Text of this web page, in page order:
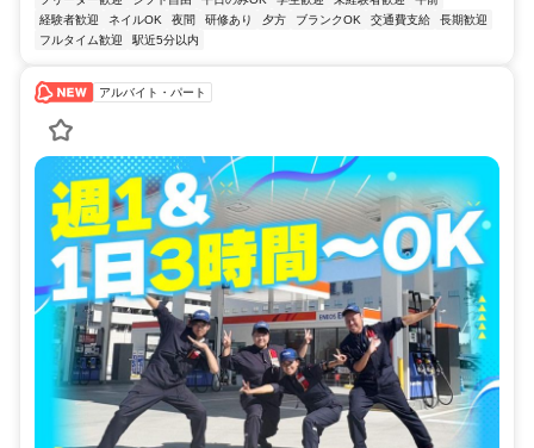
経験者歓迎
ネイルOK 夜間 研修あり 夕方 ブランクOK 交通費支給
長期歓迎
フルタイム歓迎
駅近5分以内
アルバイト・パート